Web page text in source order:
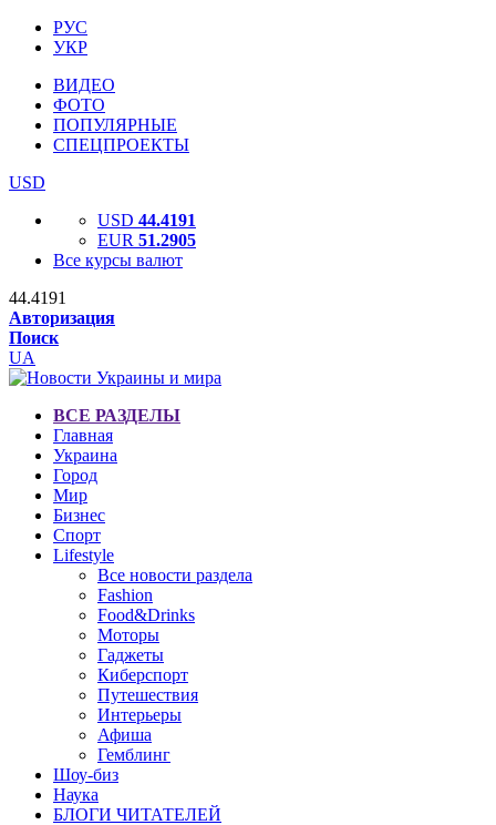
РУС
УКР
ВИДЕО
ФОТО
ПОПУЛЯРНЫЕ
СПЕЦПРОЕКТЫ
USD
USD 44.4191
EUR 51.2905
Все курсы валют
44.4191
Авторизация
Поиск
UA
ВСЕ РАЗДЕЛЫ
Главная
Украина
Город
Мир
Бизнес
Спорт
Lifestyle
Все новости раздела
Fashion
Food&Drinks
Моторы
Гаджеты
Киберспорт
Путешествия
Интерьеры
Афиша
Гемблинг
Шоу-биз
Наука
БЛОГИ ЧИТАТЕЛЕЙ